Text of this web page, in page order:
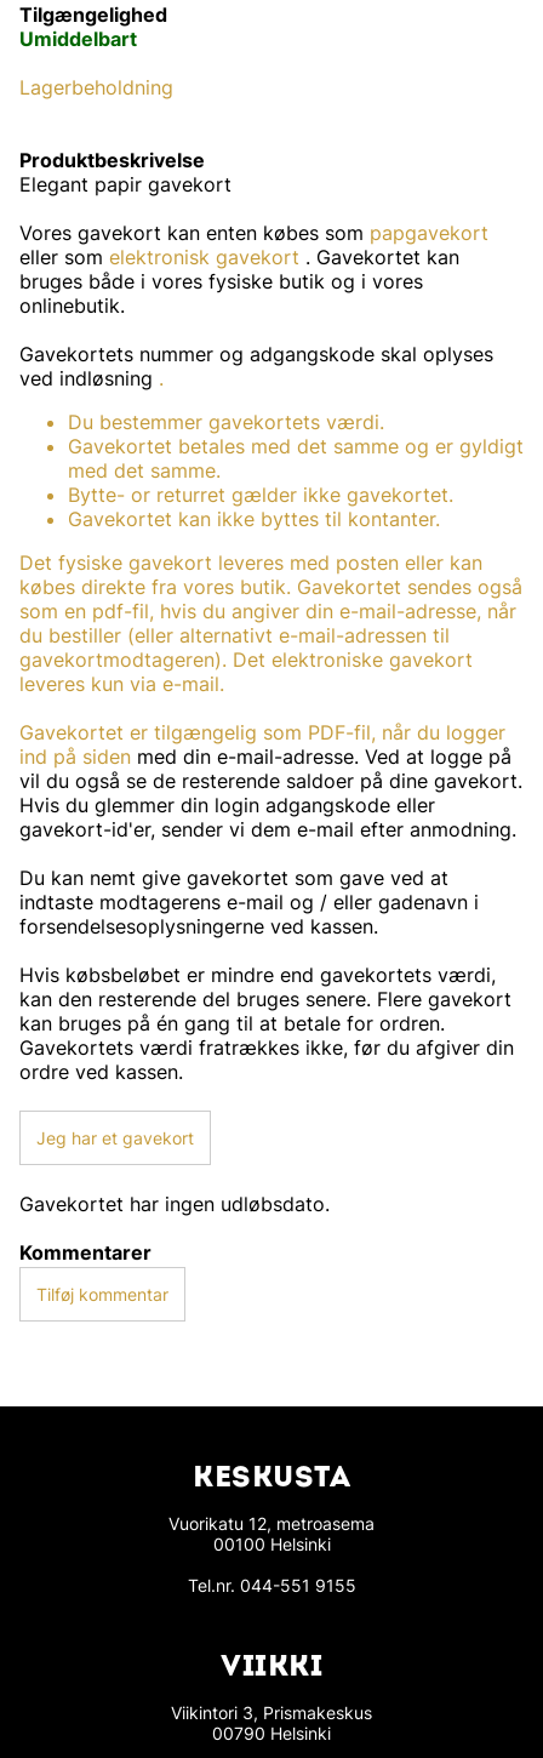
Tilgængelighed
Umiddelbart
Lagerbeholdning
Produktbeskrivelse
Elegant papir gavekort
Vores gavekort kan enten købes som papgavekort
eller som elektronisk gavekort . Gavekortet kan
bruges både i vores fysiske butik og i vores
onlinebutik.
Gavekortets nummer og adgangskode skal oplyses
ved indløsning .
Du bestemmer gavekortets værdi.
Gavekortet betales med det samme og er gyldigt
med det samme.
Bytte- or returret gælder ikke gavekortet.
Gavekortet kan ikke byttes til kontanter.
Det fysiske gavekort leveres med posten eller kan
købes direkte fra vores butik. Gavekortet sendes også
som en pdf-fil, hvis du angiver din e-mail-adresse, når
du bestiller (eller alternativt e-mail-adressen til
gavekortmodtageren). Det elektroniske gavekort
leveres kun via e-mail.
Gavekortet er tilgængelig som PDF-fil, når du logger
ind på siden med din e-mail-adresse. Ved at logge på
vil du også se de resterende saldoer på dine gavekort.
Hvis du glemmer din login adgangskode eller
gavekort-id'er, sender vi dem e-mail efter anmodning.
Du kan nemt give gavekortet som gave ved at
indtaste modtagerens e-mail og / eller gadenavn i
forsendelsesoplysningerne ved kassen.
Hvis købsbeløbet er mindre end gavekortets værdi,
kan den resterende del bruges senere. Flere gavekort
kan bruges på én gang til at betale for ordren.
Gavekortets værdi fratrækkes ikke, før du afgiver din
ordre ved kassen.
Jeg har et gavekort
Gavekortet har ingen udløbsdato.
Kommentarer
Tilføj kommentar
KESKUSTA
Vuorikatu 12, metroasema
00100 Helsinki
Tel.nr. 044-551 9155
VIIKKI
Viikintori 3, Prismakeskus
00790 Helsinki